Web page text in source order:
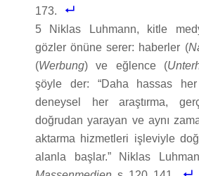
173.
5 Niklas Luhmann, kitle
gözler önüne serer: haberler (
(Werbung) ve eğlence (
şöyle der: “Daha hassas
deneysel her araştırma,
doğrudan yarayan ve aynı
aktarma hizmetleri işleviyle
alanla başlar.” Niklas